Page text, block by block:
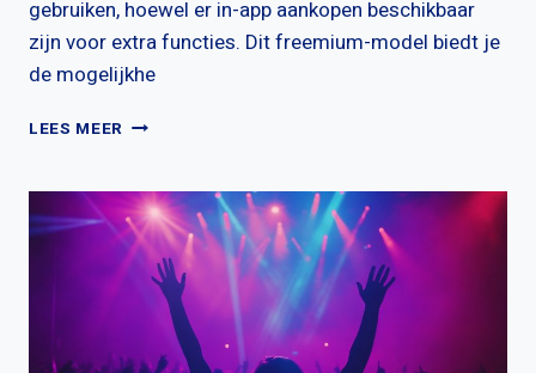
gebruiken, hoewel er in-app aankopen beschikbaar
zijn voor extra functies. Dit freemium-model biedt je
de mogelijkhe
LEES MEER WELKE
ZIJN
GRATIS
TE
GEBRUIKEN?